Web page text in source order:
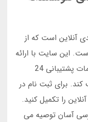
آنلاین است که از
است. این سایت با ارائه
بازی انفجار، اپلیکیشن موبایل، و خدمات پشتیبانی 24
کند. برای ثبت نام در
را تکمیل کنید.
آسان توصیه می